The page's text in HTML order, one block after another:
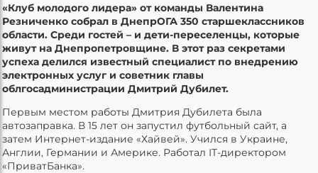
«Клуб молодого лидера» от команды Валентина
Резниченко собрал в ДнепрОГА 350 старшеклассников
области. Среди гостей – и дети-переселенцы, которые
живут на Днепропетровщине. В этот раз секретами
успеха делился известный специалист по внедрению
электронных услуг и советник главы
облгосадминистрации Дмитрий Дубилет.
Первым местом работы Дмитрия Дубилета была
автозаправка. В 15 лет он запустил футбольный сайт, а
затем Интернет-издание «Хайвей». Учился в Украине,
Англии, Германии и Америке. Работал IT-директором
«ПриватБанка».